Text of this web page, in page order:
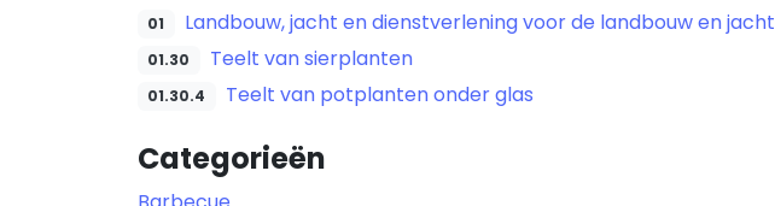
01 Landbouw, jacht en dienstverlening voor de landbouw en jacht
01.30 Teelt van sierplanten
01.30.4 Teelt van potplanten onder glas
Categorieën